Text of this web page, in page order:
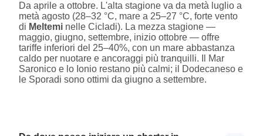
Da aprile a ottobre. L'alta stagione va da metà luglio a
metà agosto (28–32 °C, mare a 25–27 °C, forte vento
di Meltemi nelle Cicladi). La mezza stagione —
maggio, giugno, settembre, inizio ottobre — offre
tariffe inferiori del 25–40%, con un mare abbastanza
caldo per nuotare e ancoraggi più tranquilli. Il Mar
Saronico e lo Ionio restano più calmi; il Dodecaneso e
le Sporadi sono ottimi da giugno a settembre.